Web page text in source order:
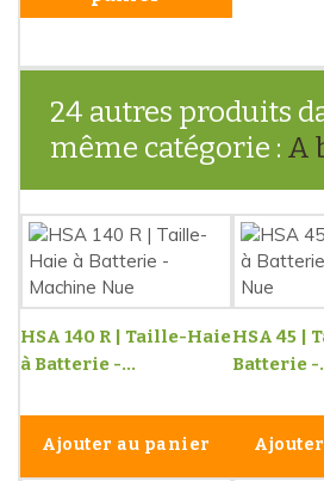
24 autres produits
même catégorie :
HSA 140 R | Taille-Haie
à Batterie -...
Ajouter au panier
HSA 45 |
Batterie -